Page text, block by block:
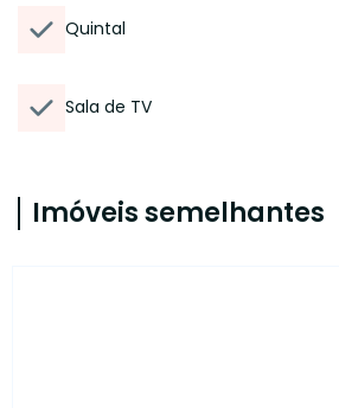
Quintal
Sala de TV
Imóveis semelhantes